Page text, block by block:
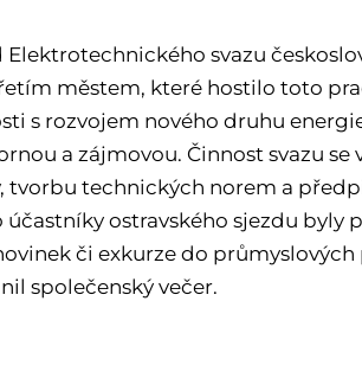
svazu
městem, které hostilo toto
s rozvojem nového druhu
a zájmovou. Činnost svazu se
technických norem a
ostravského sjezdu byly
či exkurze do
společenský večer.